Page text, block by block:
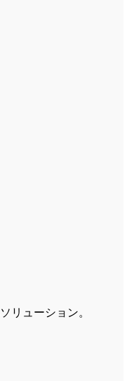
リューション。